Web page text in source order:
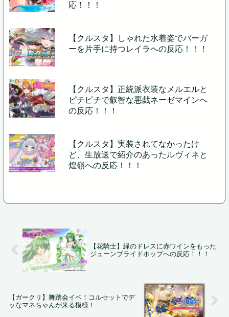
応！！！
【クルスタ】しゃれた水着姿でバーガ
ーを片手に持つレイラへの反応！！！
【クルスタ】正統派衣装なメルエルと
ピチピチで叡智な悪戯ネーゼマインへ
の反応！！！
【クルスタ】実装されてなかったけ
ど、生放送で紹介のあったルヴィネと
煌嶺への反応！！！
【花騎士】緑のドレスに赤ワインをもった
ジューンブライドホップへの反応！！！
【ガークリ】舞踏会イベ！コルセットでデ
ッなマネちゃんが来る模様！